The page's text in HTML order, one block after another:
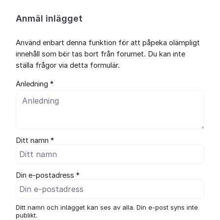
Anmäl inlägget
Använd enbart denna funktion för att påpeka olämpligt
innehåll som bör tas bort från forumet. Du kan inte
ställa frågor via detta formulär.
Anledning *
Ditt namn *
Din e-postadress *
Ditt namn och inlägget kan ses av alla. Din e-post syns inte
publikt.